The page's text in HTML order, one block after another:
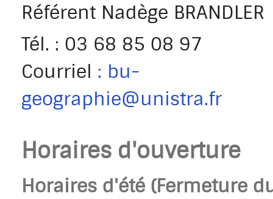
Référent Nadège BRANDLER
Tél. : 03 68 85 08 97
Courriel : bu-
geographie@unistra.fr
Horaires d'ouverture
Horaires d'été (Fermeture